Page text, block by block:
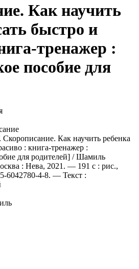
Как научить
быстро и
тренажер :
пособие для
Как научить ребенка
: книга-тренажер :
для родителей] / Шамиль
: Нева, 2021. — 191 с : рис.,
6042780-4-8. — Текст :